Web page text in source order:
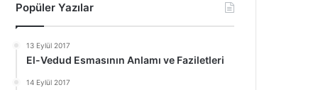
Popüler Yazılar
13 Eylül 2017
El-Vedud Esmasının Anlamı ve Faziletleri
14 Eylül 2017